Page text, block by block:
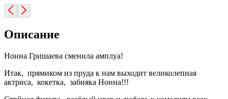
Описание
Нонна Гришаева сменила амплуа!
Итак, прямиком из пруда к нам выходит великолепная
актриса, кокетка, забияка Нонна!!!